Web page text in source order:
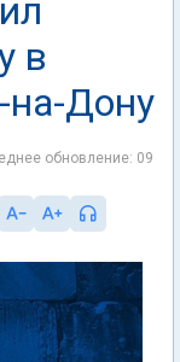
в
на-Дону
обновление: 09